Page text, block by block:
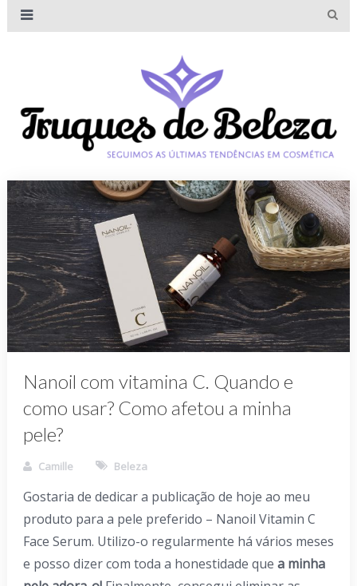
Nanoil com vitamina C. Quando e
como usar? Como afetou a minha
pele?
Camille Beleza
Gostaria de dedicar a publicação de hoje ao meu
produto para a pele preferido – Nanoil Vitamin C
Face Serum. Utilizo-o regularmente há vários meses
e posso dizer com toda a honestidade que a minha